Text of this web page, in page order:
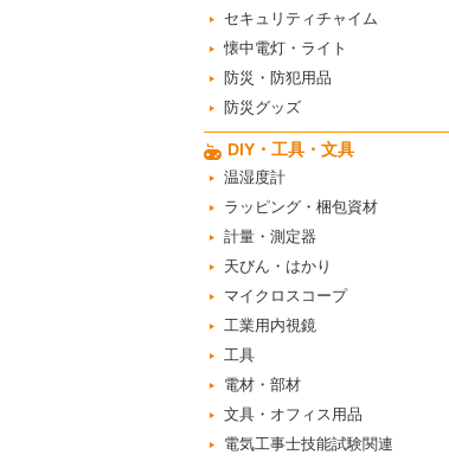
セキュリティチャイム
懐中電灯・ライト
防災・防犯用品
防災グッズ
DIY・工具・文具
温湿度計
ラッピング・梱包資材
計量・測定器
天びん・はかり
マイクロスコープ
工業用内視鏡
工具
電材・部材
文具・オフィス用品
電気工事士技能試験関連